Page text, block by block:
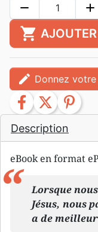
Description
eBook en format
Lorsque
Jésus, nous
a de meilleur
remove add
shopping_cart
edit Donnez
facebook twitter pinterest